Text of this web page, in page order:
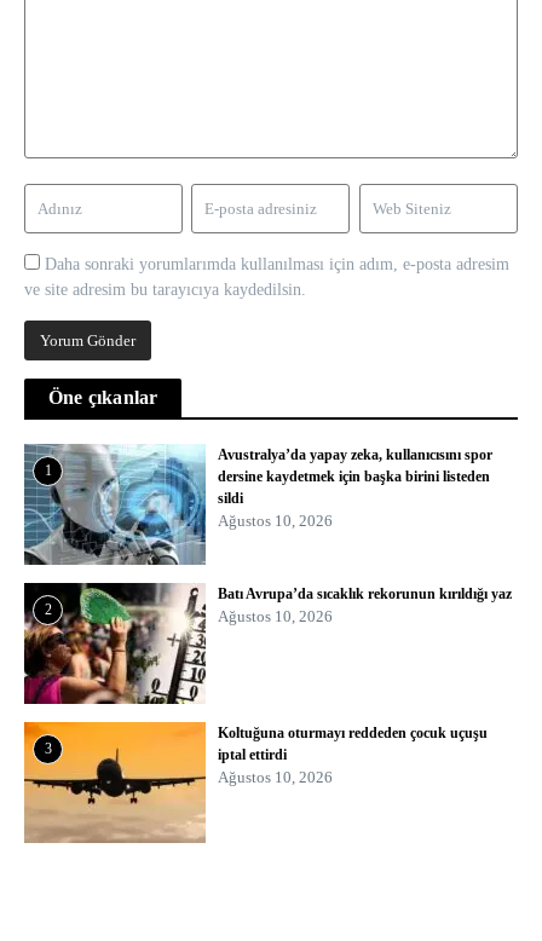
Daha sonraki yorumlarımda kullanılması için adım, e-posta adresim
ve site adresim bu tarayıcıya kaydedilsin.
Öne çıkanlar
1
Avustralya’da yapay zeka, kullanıcısını spor
dersine kaydetmek için başka birini listeden
sildi
Ağustos 10, 2026
2
Batı Avrupa’da sıcaklık rekorunun kırıldığı yaz
Ağustos 10, 2026
3
Koltuğuna oturmayı reddeden çocuk uçuşu
iptal ettirdi
Ağustos 10, 2026